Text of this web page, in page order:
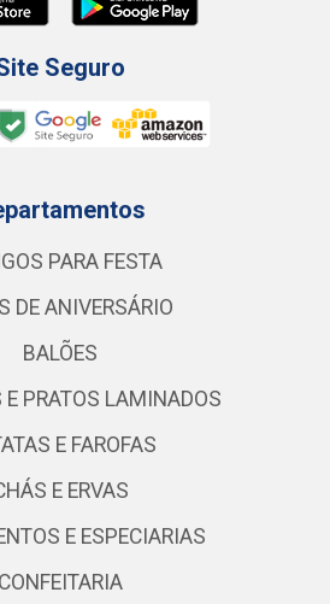
Seguro
PARA FESTA
DE ANIVERSÁRIO
BALÕES
E PRATOS LAMINADOS
E FAROFAS
E ERVAS
E ESPECIARIAS
CONFEITARIA